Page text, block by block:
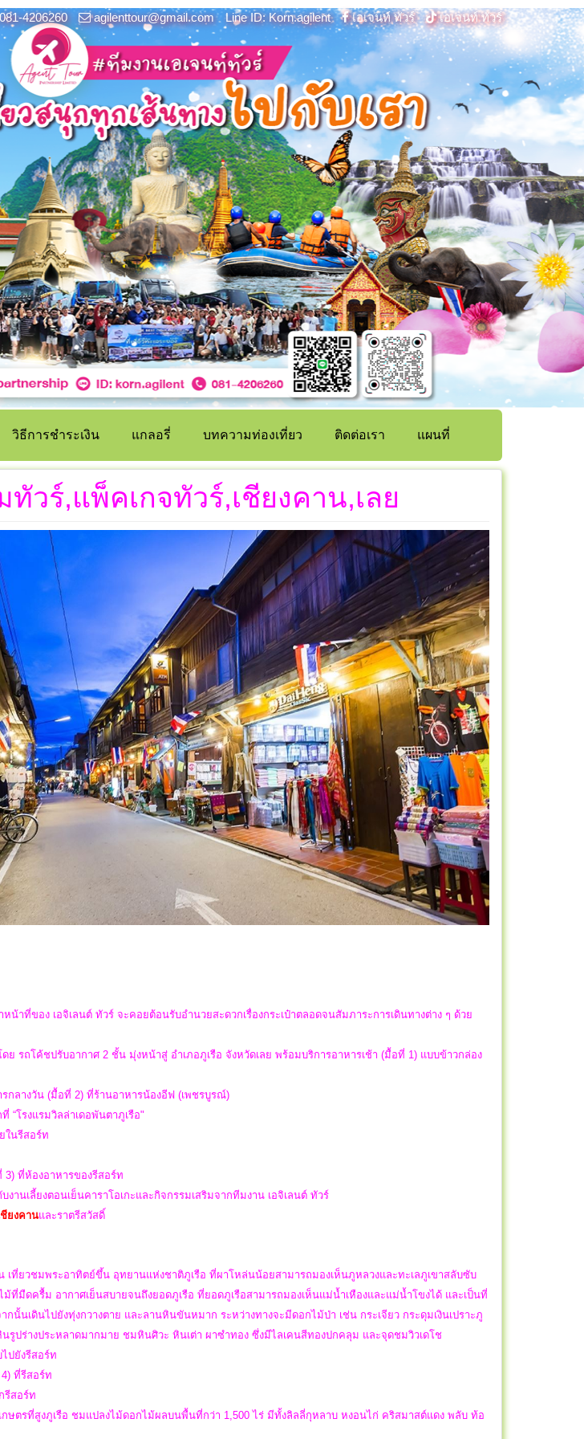
4206260 agilenttour@gmail.com Line ID: Korn.agilent เอเจนท์ ทัวร์ เอเจนท์ ทัวร์
วิธีการชำระเงิน แกลอรี่ บทความท่องเที่ยว ติดต่อเรา แผนที่
วร์,แพ็คเกจทัวร์,เชียงคาน,เลย
าที่ของ เอจิเลนต์ ทัวร์ จะคอยต้อนรับอำนวยสะดวกเรื่องกระเป๋าตลอดจนสัมภาระการเดินทางต่าง ๆ ด้วย
ย รถโค้ชปรับอากาศ 2 ชั้น มุ่งหน้าสู่ อำเภอภูเรือ จังหวัดเลย พร้อมบริการอาหารเช้า (มื้อที่ 1) แบบข้าวกล่อง
กลางวัน (มื้อที่ 2) ที่ร้านอาหารน้องอีฟ (เพชรบูรณ์)
“โรงแรมวิลล่าเดอพันตาภูเรือ"
ในรีสอร์ท
3) ที่ห้องอาหารของรีสอร์ท
านเลี้ยงตอนเย็นคาราโอเกะและกิจกรรมเสริมจากทีมงาน เอจิเลนต์ ทัวร์
ยงคานและราตรีสวัสดิ์
เที่ยวชมพระอาทิตย์ขึ้น อุทยานแห่งชาติภูเรือ ที่ผาโหล่นน้อยสามารถมองเห็นภูหลวงและทะเลภูเขาสลับซับ
ที่มืดครื้ม อากาศเย็นสบายจนถึงยอดภูเรือ ที่ยอดภูเรือสามารถมองเห็นแม่น้ำเหืองและแม่น้ำโขงได้ และเป็นที่
นั้นเดินไปยังทุ่งกวางตาย และลานหินขันหมาก ระหว่างทางจะมีดอกไม้ป่า เช่น กระเจียว กระดุมเงินเปราะภู
ปร่างประหลาดมากมาย ชมหินศิวะ หินเต่า ผาซำทอง ซึ่งมีไลเคนสีทองปกคลุม และจุดชมวิวเดโช
ปยังรีสอร์ท
ที่รีสอร์ท
รีสอร์ท
กษตรที่สูงภูเรือ ชมแปลงไม้ดอกไม้ผลบนพื้นที่กว่า 1,500 ไร่ มีทั้งลิลลี่กุหลาบ หงอนไก่ คริสมาสต์แดง พลับ ท้อ